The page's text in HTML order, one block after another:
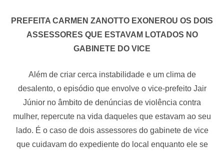
PREFEITA CARMEN ZANOTTO EXONEROU OS DOIS
ASSESSORES QUE ESTAVAM LOTADOS NO
GABINETE DO VICE
Além de criar cerca instabilidade e um clima de
desalento, o episódio que envolve o vice-prefeito Jair
Júnior no âmbito de denúncias de violência contra
mulher, repercute na vida daqueles que estavam ao seu
lado. É o caso de dois assessores do gabinete de vice
que cuidavam do expediente do local enquanto ele se